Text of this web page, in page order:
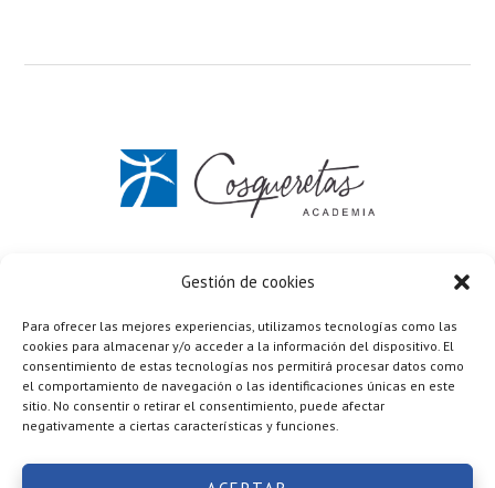
Gestión de cookies
Para ofrecer las mejores experiencias, utilizamos tecnologías como las
cookies para almacenar y/o acceder a la información del dispositivo. El
consentimiento de estas tecnologías nos permitirá procesar datos como
el comportamiento de navegación o las identificaciones únicas en este
sitio. No consentir o retirar el consentimiento, puede afectar
negativamente a ciertas características y funciones.
637 672 033
Política de privacidad·Términos y condiciones
Cookies·Aviso legal
Copyright © 2026 ·Academia Cosqueretasrealizada por
Mario López Ruiz